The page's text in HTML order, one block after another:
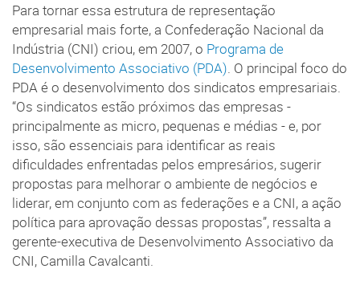
Para tornar essa estrutura de representação
empresarial mais forte, a Confederação Nacional da
Indústria (CNI) criou, em 2007, o Programa de
Desenvolvimento Associativo (PDA). O principal foco do
PDA é o desenvolvimento dos sindicatos empresariais.
“Os sindicatos estão próximos das empresas -
principalmente as micro, pequenas e médias - e, por
isso, são essenciais para identificar as reais
dificuldades enfrentadas pelos empresários, sugerir
propostas para melhorar o ambiente de negócios e
liderar, em conjunto com as federações e a CNI, a ação
política para aprovação dessas propostas”, ressalta a
gerente-executiva de Desenvolvimento Associativo da
CNI, Camilla Cavalcanti.